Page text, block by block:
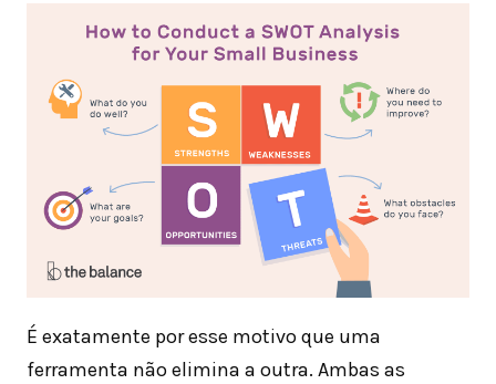
É exatamente por esse motivo que uma
ferramenta não elimina a outra. Ambas as